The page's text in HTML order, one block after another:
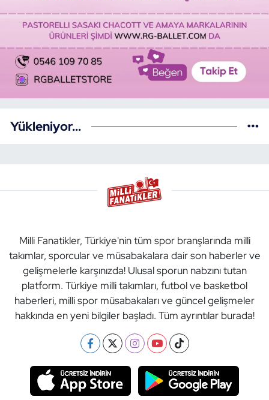
Yükleniyor...
Milli Fanatikler, Türkiye'nin tüm spor branşlarında milli
takımlar, sporcular ve müsabakalara dair son haberler ve
gelişmelerle karşınızda! Ulusal sporun nabzını tutan
platform. Türkiye milli takımları, futbol ve basketbol
haberleri, milli spor müsabakaları ve güncel gelişmeler
hakkında en yeni bilgiler başladı. Tüm ayrıntılar burada!